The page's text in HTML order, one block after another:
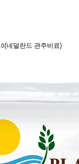
네덜란드 관주비료)